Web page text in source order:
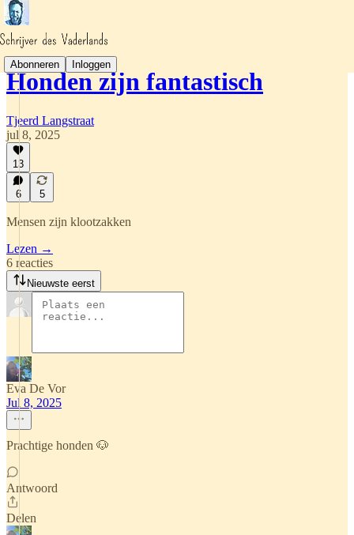
Abonneren Inloggen
Honden zijn fantastisch
Tjeerd Langstraat
jul 8, 2025
13
6 5
Mensen zijn klootzakken
Lezen →
6 reacties
Nieuwste eerst
Eva De Vor
Jul 8, 2025
Prachtige honden 🐶
Antwoord
Delen